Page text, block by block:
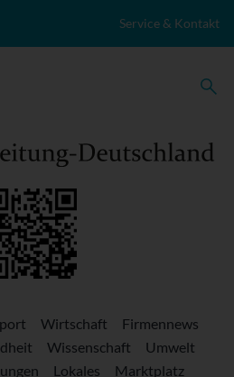
Service & Kontakt
Wirtschaft
Firmennews
Wissenschaft
Umwelt
Lokales
Marktplatz